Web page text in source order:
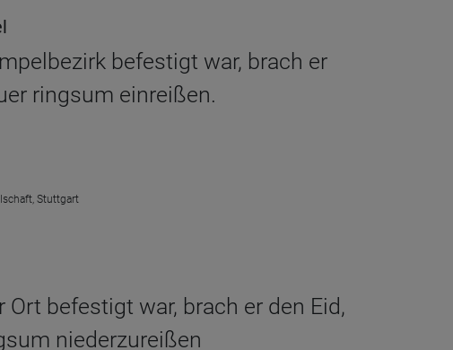
befestigt war, brach er
ringsum einreißen.
Stuttgart
befestigt war, brach er den Eid,
niederzureißen